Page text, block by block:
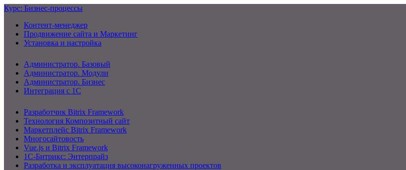
Курс: Бизнес-процессы
Контент-менеджер
Продвижение сайта и Маркетинг
Установка и настройка
Администратор. Базовый
Администратор. Модули
Администратор. Бизнес
Интеграция с 1С
Разработчик Bitrix Framework
Технология Композитный сайт
Маркетплейс Bitrix Framework
Многосайтовость
Vue.js и Bitrix Framework
1С-Битрикс: Энтерпрайз
Разработка и эксплуатация высоконагруженных проектов